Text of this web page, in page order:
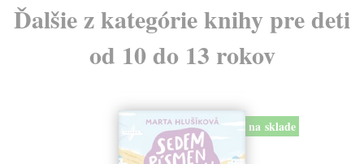
Ďalšie z kategórie knihy pre deti
od 10 do 13 rokov
na sklade